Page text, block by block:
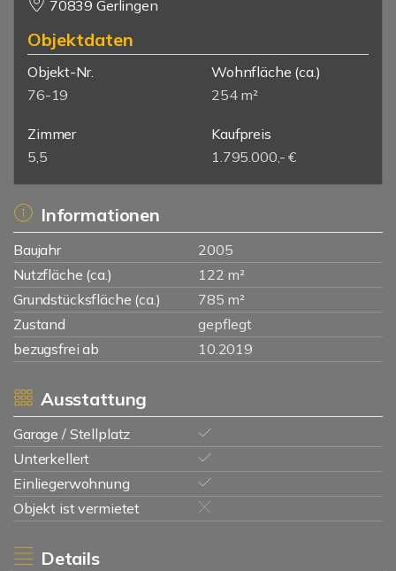
70839 Gerlingen
Objektdaten
Objekt-Nr.
76-19
Wohnfläche (ca.)
254 m²
Zimmer
5,5
Kaufpreis
1.795.000,- €
Informationen
Baujahr
2005
Nutzfläche (ca.)
122 m²
Grundstücksfläche (ca.)
785 m²
Zustand
gepflegt
bezugsfrei ab
10.2019
Ausstattung
Garage / Stellplatz
Unterkellert
Einliegerwohnung
Objekt ist vermietet
Details